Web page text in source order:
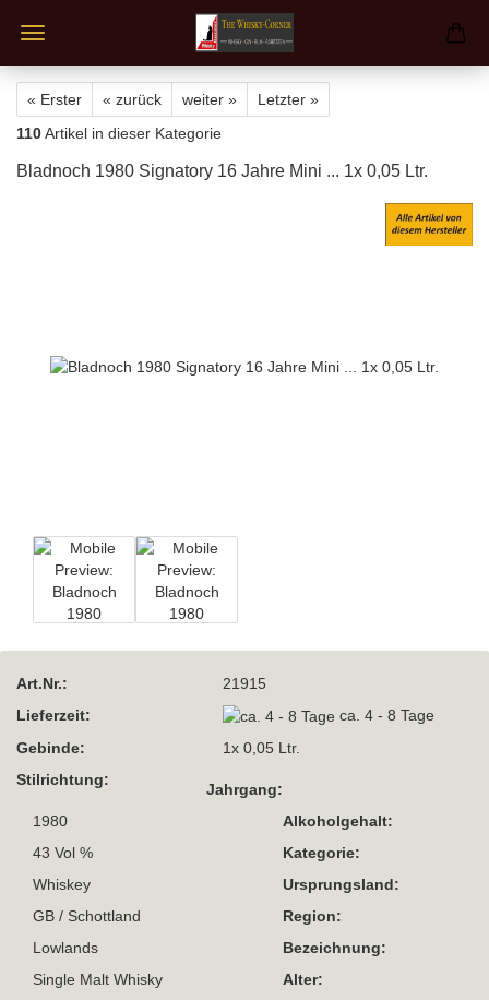
« Erster « zurück weiter »
Letzter »
110Artikel in dieser Kategorie
Bladnoch 1980 Signatory 16 Jahre Mini ... 1x 0,05 Ltr.
Art.Nr.:
21915
Lieferzeit:
ca. 4 - 8 Tage
Gebinde:
1x 0,05 Ltr.
Stilrichtung:
Jahrgang:
1980
Alkoholgehalt:
43 Vol %
Kategorie:
Whiskey
Ursprungsland:
GB / Schottland
Region:
Lowlands
Bezeichnung:
Single Malt Whisky
Alter: